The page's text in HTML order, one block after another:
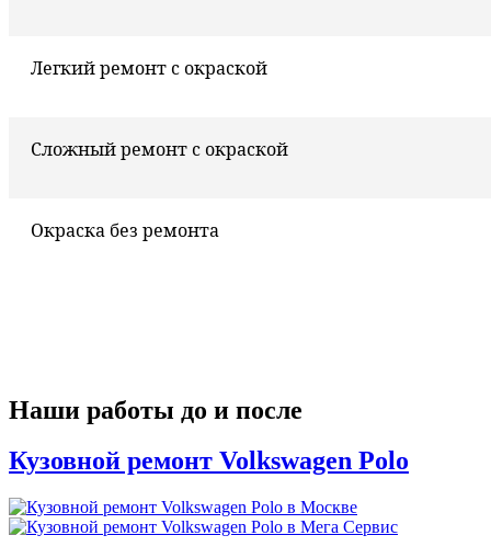
Легкий ремонт с окраской
Сложный ремонт с окраской
Окраска без ремонта
Наши работы до и после
Кузовной ремонт Volkswagen Polo